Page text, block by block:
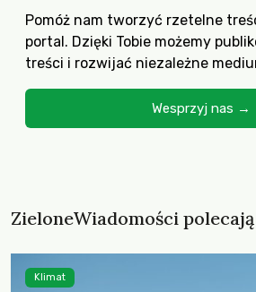
Pomóż nam tworzyć rzetelne
portal. Dzięki Tobie możemy
treści i rozwijać niezależne
Wesprzyj nas →
ZieloneWiadomości polecają
Klimat